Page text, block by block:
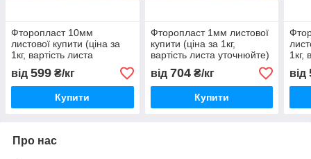
Фторопласт 10мм
листової купити (ціна за
1кг, вартість листа
від 599 ₴/кг
Купити
Фторопласт 1мм листової
купити (ціна за 1кг,
вартість листа уточнюйте)
від 704₴/кг
Купити
1кг,
від
Про нас